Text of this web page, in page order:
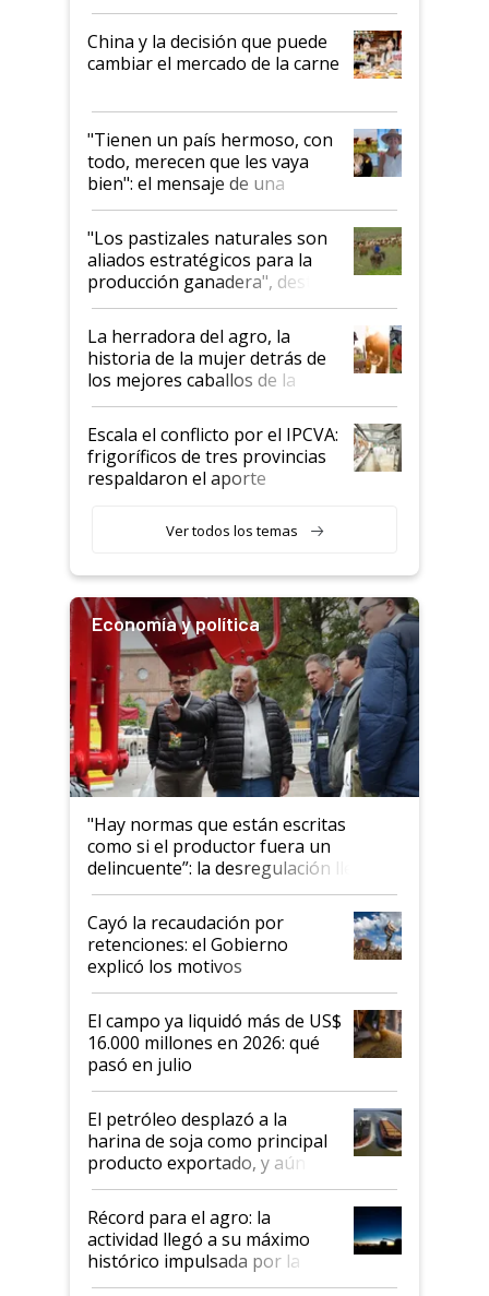
China y la decisión que puede
cambiar el mercado de la carne
"Tienen un país hermoso, con
todo, merecen que les vaya
bien": el mensaje de una
ganadera uruguaya sobre las
oportunidades que se abren
para el agro en Argentina, con
foco en la carne
"Los pastizales naturales son
aliados estratégicos para la
producción ganadera", destaca
la iniciativa que ya reúne a 46
establecimientos en Argentina
La herradora del agro, la
historia de la mujer detrás de
los mejores caballos de la
Argentina y los mitos que
todavía hacen sufrir a estos
animales: "Mientras me
descalificaban, yo seguí
haciendo currículum"
Escala el conflicto por el IPCVA:
frigoríficos de tres provincias
respaldaron el aporte
Ver todos los temas
Economía y política
"Hay normas que están escritas
como si el productor fuera un
delincuente”: la desregulación llegó
al Congreso Aapresid y hasta se
habló del financiamiento al IPCVA
Cayó la recaudación por
retenciones: el Gobierno
explicó los motivos
El campo ya liquidó más de US$
16.000 millones en 2026: qué
pasó en julio
El petróleo desplazó a la
harina de soja como principal
producto exportado, y aún así
el agro aportó casi seis de cada
diez dólares y sostuvo el
liderazgo en un semestre
récord
Récord para el agro: la
actividad llegó a su máximo
histórico impulsada por la
cosecha y las exportaciones